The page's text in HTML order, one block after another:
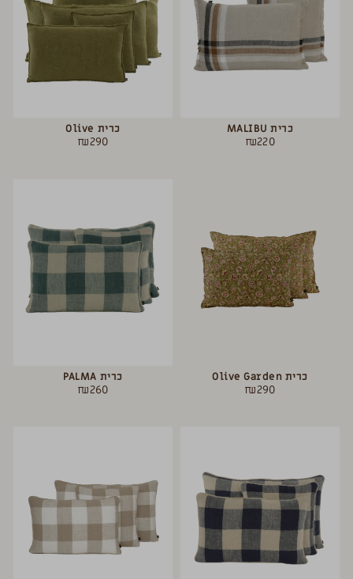
כרית MALIBU
₪220
כרית Olive
₪290
כרית Olive Garden
₪290
כרית PALMA
₪260